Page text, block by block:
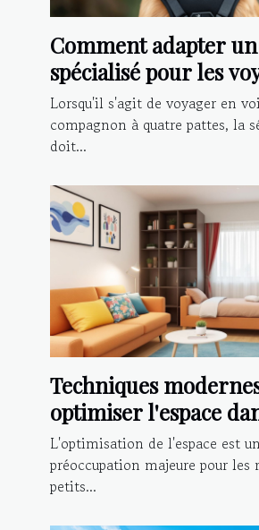
Comment adapter
spécialisé pour les
voiture avec votre
Lorsqu'il s'agit de voyager en
compagnon à quatre pattes, la
doit...
Techniques
optimiser l'espace
petits appartements
L'optimisation de l'espace est
préoccupation majeure pour les
petits...